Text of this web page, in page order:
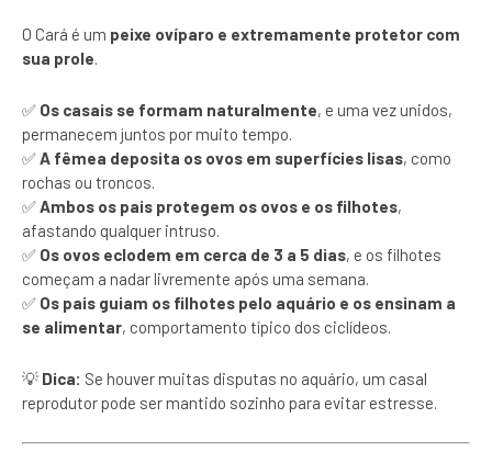
O Cará é um peixe ovíparo e extremamente protetor com
sua prole.
✅ Os casais se formam naturalmente, e uma vez unidos,
permanecem juntos por muito tempo.
✅A fêmea deposita os ovos em superfícies lisas, como
rochas ou troncos.
✅Ambos os pais protegem os ovos e os filhotes,
afastando qualquer intruso.
✅ Os ovos eclodem em cerca de 3 a 5 dias, e os filhotes
começam a nadar livremente após uma semana.
✅ Os pais guiam os filhotes pelo aquário e os ensinam a
se alimentar, comportamento típico dos ciclídeos.
💡 Dica: Se houver muitas disputas no aquário, um casal
reprodutor pode ser mantido sozinho para evitar estresse.